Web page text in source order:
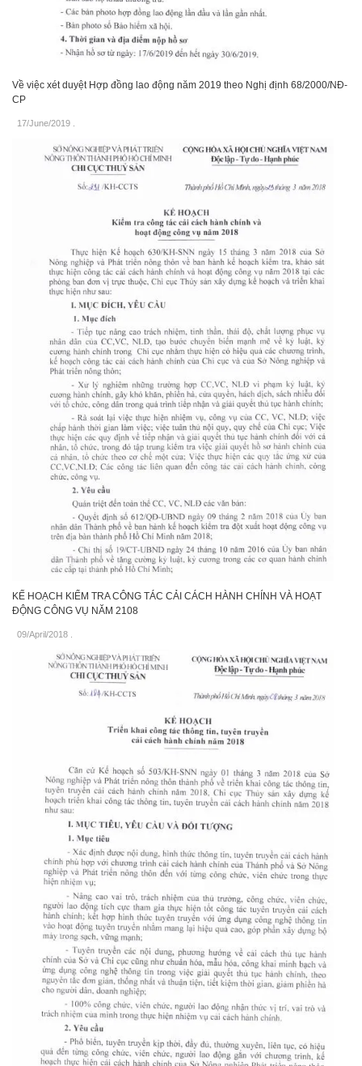
Về việc xét duyệt Hợp đồng lao động năm 2019 theo Nghị định 68/2000/NĐ-
CP
17/June/2019
KẾ HOẠCH KIỂM TRA CÔNG TÁC CẢI CÁCH HÀNH CHÍNH VÀ HOẠT
ĐỘNG CÔNG VỤ NĂM 2108
09/April/2018